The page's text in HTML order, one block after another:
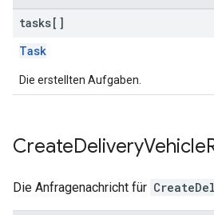
tasks[]
Task
Die erstellten Aufgaben.
CreateDeliveryVehicle
Die Anfragenachricht für